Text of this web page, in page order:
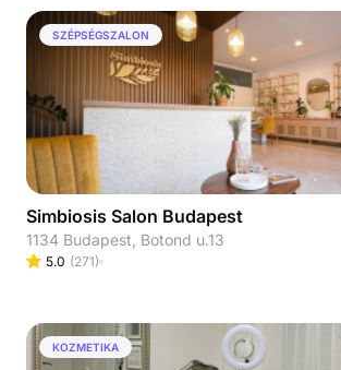
SZÉPSÉGSZALON
Simbiosis Salon Budapest
1134 Budapest, Botond u.13
5.0 (271)
KOZMETIKA